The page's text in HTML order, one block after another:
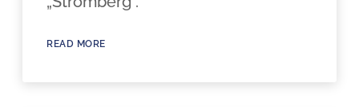
READ MORE